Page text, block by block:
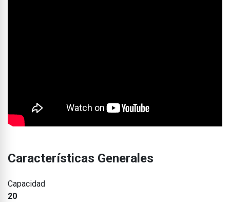
Características Generales
Capacidad
20